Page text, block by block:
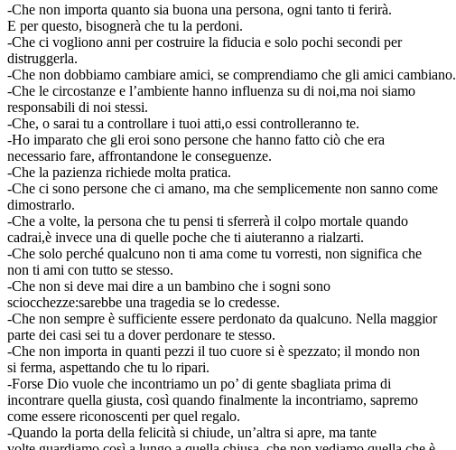
-Che non importa quanto sia buona una persona, ogni tanto ti ferirà.
E per questo, bisognerà che tu la perdoni.
-Che ci vogliono anni per costruire la fiducia e solo pochi secondi per
distruggerla.
-Che non dobbiamo cambiare amici, se comprendiamo che gli amici cambiano.
-Che le circostanze e l’ambiente hanno influenza su di noi,ma noi siamo
responsabili di noi stessi.
-Che, o sarai tu a controllare i tuoi atti,o essi controlleranno te.
-Ho imparato che gli eroi sono persone che hanno fatto ciò che era
necessario fare, affrontandone le conseguenze.
-Che la pazienza richiede molta pratica.
-Che ci sono persone che ci amano, ma che semplicemente non sanno come
dimostrarlo.
-Che a volte, la persona che tu pensi ti sferrerà il colpo mortale quando
cadrai,è invece una di quelle poche che ti aiuteranno a rialzarti.
-Che solo perché qualcuno non ti ama come tu vorresti, non significa che
non ti ami con tutto se stesso.
-Che non si deve mai dire a un bambino che i sogni sono
sciocchezze:sarebbe una tragedia se lo credesse.
-Che non sempre è sufficiente essere perdonato da qualcuno. Nella maggior
parte dei casi sei tu a dover perdonare te stesso.
-Che non importa in quanti pezzi il tuo cuore si è spezzato; il mondo non
si ferma, aspettando che tu lo ripari.
-Forse Dio vuole che incontriamo un po’ di gente sbagliata prima di
incontrare quella giusta, così quando finalmente la incontriamo, sapremo
come essere riconoscenti per quel regalo.
-Quando la porta della felicità si chiude, un’altra si apre, ma tante